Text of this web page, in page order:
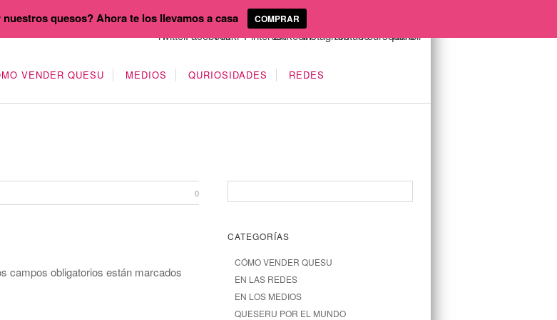
VENDER QUESU MEDIOS QURIOSIDADES REDES
0
campos obligatorios están marcados
CATEGORÍAS
CÓMO VENDER QUESU
EN LAS REDES
EN LOS MEDIOS
QUESERU POR EL MUNDO
quesos? Ahora te los llevamos a casa COMPRAR